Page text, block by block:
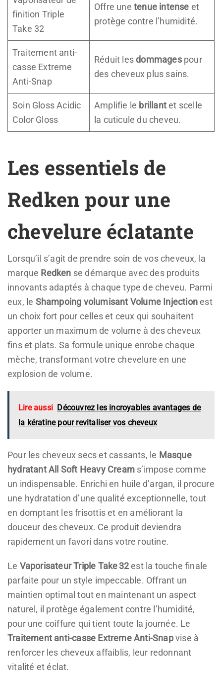
finition Triple
Take 32
Offre une tenue intense et
protège contre l’humidité.
Traitement anti-
casse Extreme
Anti-Snap
Réduit lesdommagespour
des cheveux plus sains.
Soin Gloss Acidic
Color Gloss
Amplifie le brillantet scelle
la cuticule du cheveu.
Les essentiels de
Redken pour une
chevelure éclatante
Lorsqu’il s’agit de prendre soin de vos cheveux, la
marque Redken se démarque avec des produits
innovants adaptés à chaque type de cheveu. Parmi
eux, le Shampoing volumisant Volume Injectionest
un choix fort pour celles et ceux qui souhaitent
apporter un maximum de volume à des cheveux
fins et plats. Sa formule unique enrobe chaque
mèche, transformant votre chevelure en une
explosion de volume.
Lire aussi Découvrez les incroyables avantages de
la kératine pour revitaliser vos cheveux
Pour les cheveux secs et cassants, le Masque
hydratant All Soft Heavy Cream s’impose comme
un indispensable. Enrichi en huile d’argan, il procure
une hydratation d’une qualité exceptionnelle, tout
en domptant les frisottis et en améliorant la
douceur des cheveux. Ce produit deviendra
rapidement un favori dans votre routine.
Le Vaporisateur Triple Take 32est la touche finale
parfaite pour un style impeccable. Offrant un
maintien optimal tout en maintenant un aspect
naturel, il protège également contre l’humidité,
pour une coiffure qui tient toute la journée. Le
Traitement anti-casse Extreme Anti-Snapvise à
renforcer les cheveux affaiblis, leur redonnant
vitalité et éclat.